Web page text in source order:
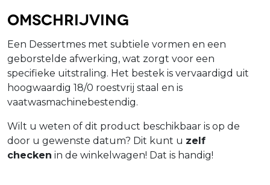
Omschrijving
Een Dessertmes met subtiele vormen en een
geborstelde afwerking, wat zorgt voor een
specifieke uitstraling. Het bestek is vervaardigd uit
hoogwaardig 18/0 roestvrij staal en is
vaatwasmachinebestendig.
Wilt u weten of dit product beschikbaar is op de
door u gewenste datum? Dit kunt u zelf
checken in de winkelwagen! Dat is handig!